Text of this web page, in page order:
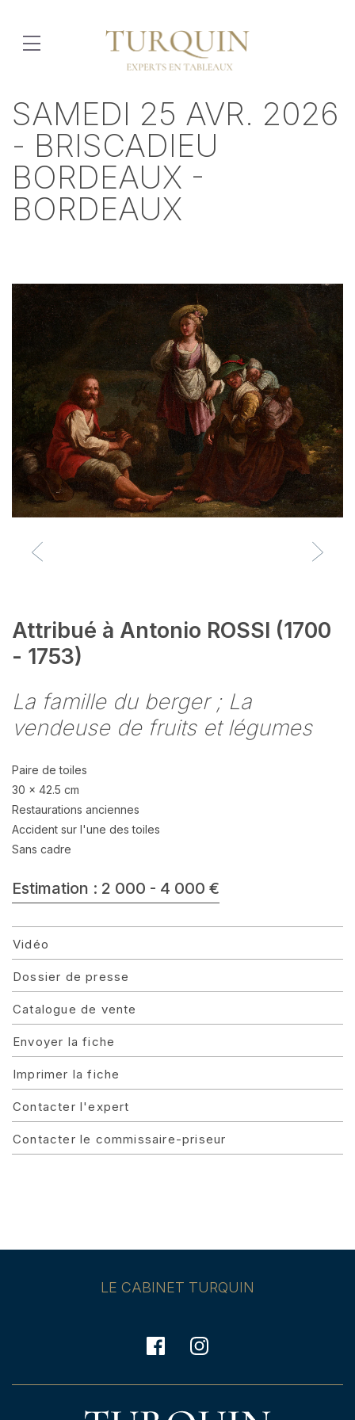
SAMEDI 25 AVR. 2026
- BRISCADIEU
BORDEAUX -
BORDEAUX
Attribué à Antonio ROSSI (1700
- 1753)
La famille du berger ; La
vendeuse de fruits et légumes
Paire de toiles
30 x 42.5 cm
Restaurations anciennes
Accident sur l'une des toiles
Sans cadre
Estimation : 2 000 - 4 000 €
Vidéo
Dossier de presse
Catalogue de vente
Envoyer la fiche
Imprimer la fiche
Contacter l'expert
Contacter le commissaire-priseur
LE CABINET TURQUIN